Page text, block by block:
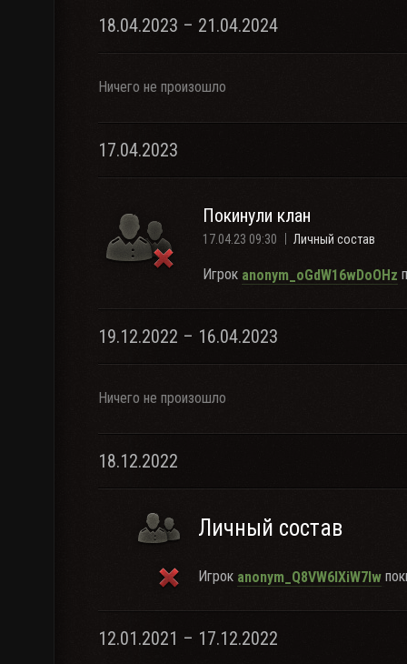
18.04.2023 – 21.04.2024
Ничего не произошло
17.04.2023
Покинули клан
17.04.23 09:30 Личный состав
Игрок anonym_oGdW16wDoOHz
19.12.2022 – 16.04.2023
Ничего не произошло
18.12.2022
Личный состав
Игрок anonym_Q8VW6lXiW7lw
12.01.2021 – 17.12.2022